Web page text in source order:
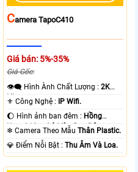
CAmera TapoC410
Giá bán: 5%-35%
Giá Gốc:
👁️‍🗨 Hình Ành Chất Lượng :2K
Lite .
⚜️ Công Nghệ : IP Wifi.
🌔 Hình ảnh ban đêm : Hồng
Ngoại 10m Có Màu Ban Ðêm.
❄ Camera Theo MẫuThân Plastic.
️💎 Điểm Nỗi Bật :Thu Âm Và Loa.